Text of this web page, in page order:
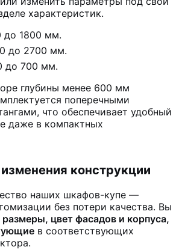
характеристик.
до 1800 мм.
до 2700 мм.
до 700 мм.
глубины менее 600 мм
поперечными
что обеспечивает удобный
даже в компактных
конструкции
наших шкафов-купе —
без потери качества. Вы
размеры, цвет фасадов и корпуса,
в соответствующих